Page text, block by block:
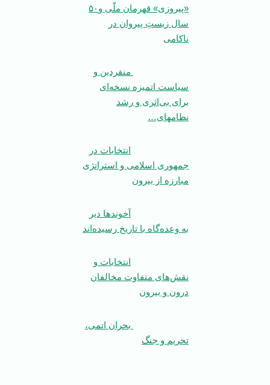
«پیروزی» قهرمان ملّی و۵۰
سال زیستِ پیروان در
ناکامی
منفردین و
سیاست اتمیزه نسخه‌ای
برای بی‌اثری و رشد
نظامهای…
انتخابات در
جمهوری اسلامی ‌و استراتژی
مبارزه از بیرون
آخوند‌ها دیر
به وعده‌گاه با تاریخ رسیده‌اند
انتخابات و
نقش‌های متفاوت مخالفان
درون و بیرون
بحران اتمی،
تحریم و جنگ